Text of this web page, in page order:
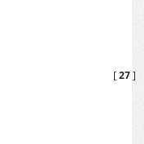
[27]